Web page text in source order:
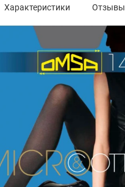
Характеристики Отзывы